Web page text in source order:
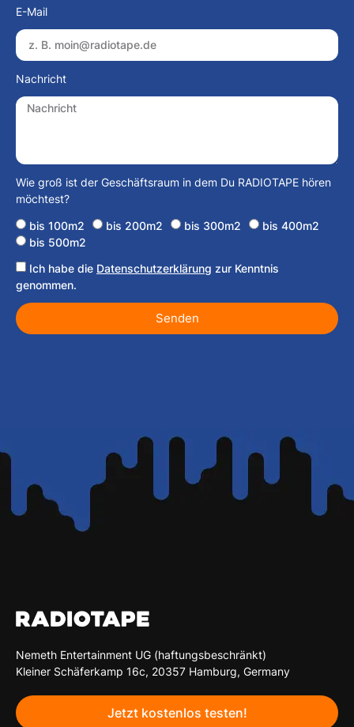
E-Mail
Nachricht
Wie groß ist der Geschäftsraum in dem Du RADIOTAPE hören
möchtest?
bis 100m2 bis 200m2 bis 300m2
bis 400m2
bis 500m2
Ich habe die Datenschutzerklärung zur Kenntnis
genommen.
Senden
Nemeth Entertainment UG (haftungsbeschränkt)
Kleiner Schäferkamp 16c, 20357 Hamburg, Germany
Jetzt kostenlos testen!